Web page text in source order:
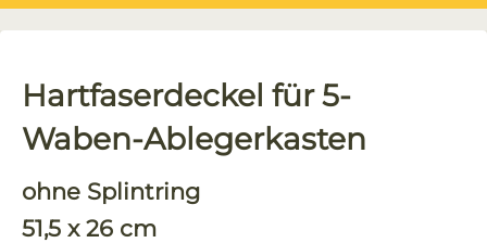
Hartfaserdeckel für 5-
Waben-Ablegerkasten
ohne Splintring
51,5 x 26 cm